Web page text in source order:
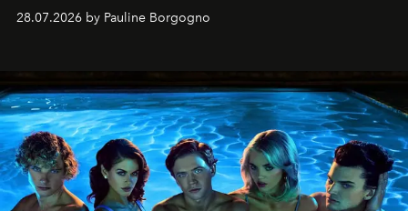
28.07.2026 by Pauline Borgogno